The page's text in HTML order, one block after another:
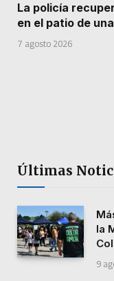
La policía
en el patio de
7 agosto 2026
Últimas
la
9